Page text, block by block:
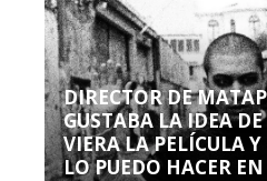
DIRECTOR DE
GUSTABA LA IDEA
VIERA LA PELÍCULA Y
LO PUEDO HACER EN